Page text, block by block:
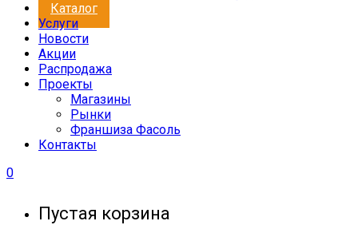
Каталог
Услуги
Новости
Акции
Распродажа
Проекты
Магазины
Рынки
Франшиза Фасоль
Контакты
0
Пустая корзина